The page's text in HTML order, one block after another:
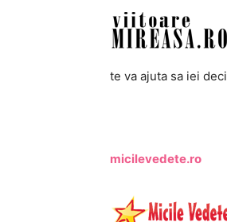
te va ajuta sa iei
micilevedete.ro